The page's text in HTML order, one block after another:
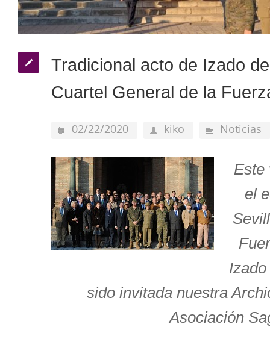
Tradicional acto de Izado
Cuartel General de la
02/22/2020 kiko Noticias
Este
el
sido invitada nuestra
Asociación